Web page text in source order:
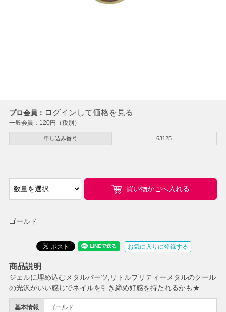
プロ会員： ログインして価格を見る
一般会員： 120円（税別）
申し込み番号 63125
ゴールド
基本情報 ゴールド
買い物かごへ入れる
お気に入りに登録する
商品説明
ジェルに埋め込むメタルパーツ,リトルプリティーメタルのクール
の光沢がいい感じでネイルを引き締め好感を持たれるかも★